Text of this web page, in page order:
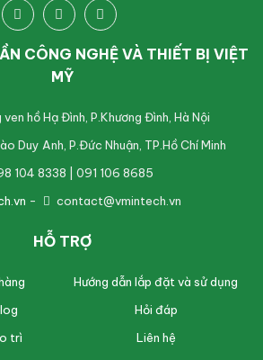
CÔNG NGHỆ VÀ THIẾT BỊ VIỆT
MỸ
ven hồ Hạ Đình, P.Khương Đình, Hà Nội
Duy Anh, P.Đức Nhuận, TP.Hồ Chí Minh
104 8338 | 091 106 8685
- contact@vmintech.vn
HỖ TRỢ
Hướng dẫn lắp đặt và sử dụng
Hỏi đáp
trì
Liên hệ